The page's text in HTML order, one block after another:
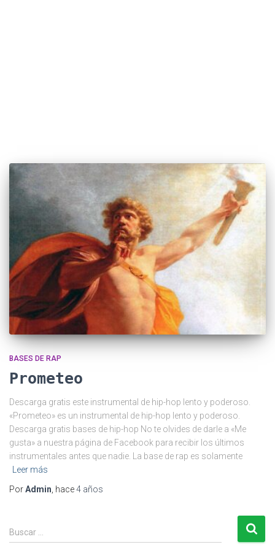
BASES DE RAP
Prometeo
Descarga gratis este instrumental de hip-hop lento y poderoso.
«Prometeo» es un instrumental de hip-hop lento y poderoso.
Descarga gratis bases de hip-hop No te olvides de darle a «Me
gusta» a nuestra página de Facebook para recibir los últimos
instrumentales antes que nadie. La base de rap es solamente
Leer más
PorAdmin , hace4 años
u
Buscar …